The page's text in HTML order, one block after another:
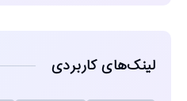
لینک‌های کاربردی